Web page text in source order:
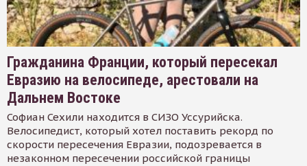
Гражданина Франции, который пересекал
Евразию на велосипеде, арестовали на
Дальнем Востоке
Софиан Сехили находится в СИЗО Уссурийска.
Велосипедист, который хотел поставить рекорд по
скорости пересечения Евразии, подозревается в
незаконном пересечении российской границы